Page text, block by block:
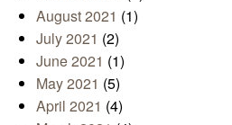
August 2021 (1)
July 2021 (2)
June 2021 (1)
May 2021 (5)
April 2021 (4)